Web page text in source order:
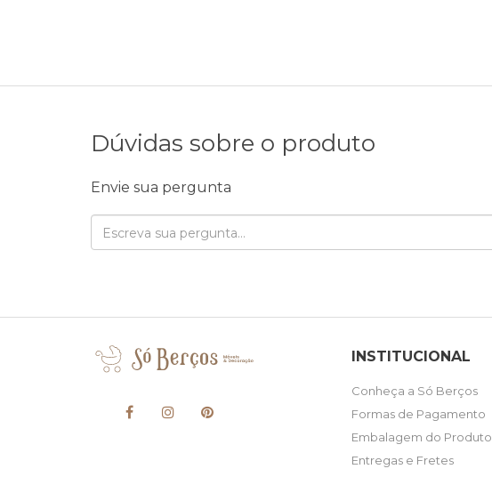
Dúvidas sobre o produto
Envie sua pergunta
INSTITUCIONAL
Conheça a Só Berços
Formas de Pagamento
Embalagem do Produto
Entregas e Fretes